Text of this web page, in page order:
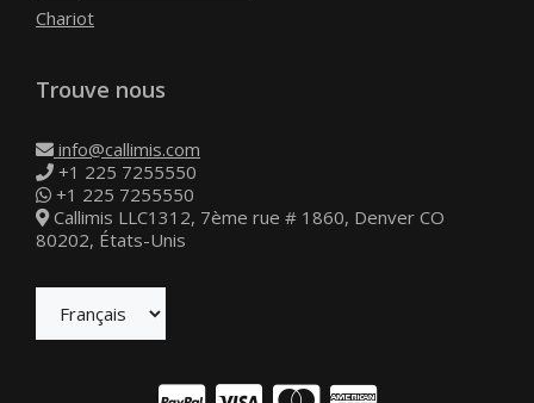
Chariot
Trouve nous
info@callimis.com
+1 225 7255550
+1 225 7255550
Callimis LLC1312, 7ème rue # 1860, Denver CO
80202, États-Unis